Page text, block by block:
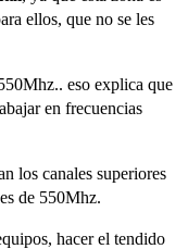
ellos, que no se les
eso explica que
en frecuencias
los canales superiores
de 550Mhz.
hacer el tendido